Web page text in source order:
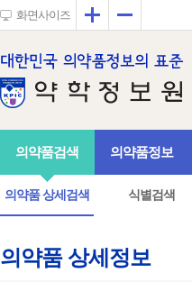
화면사이즈 확대
의약품검색
의약품 상세검색 식별검색
의약품정보
의약품 상세정보